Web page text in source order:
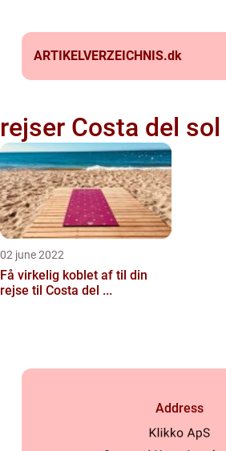
ARTIKELVERZEICHNIS.dk
rejser Costa del sol
02 june 2022
Få virkelig koblet af til din
rejse til Costa del ...
Address